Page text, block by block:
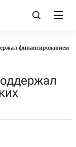
финансированием